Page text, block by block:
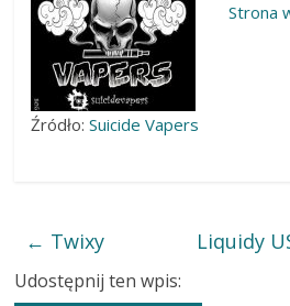
Strona
Źródło:Suicide Vapers
← Twixy Liquidy
Udostępnij ten wpis: